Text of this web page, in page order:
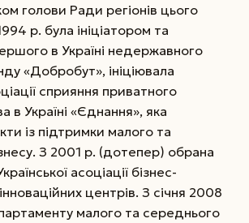
голови Ради регіонів цього
р. була ініціатором та
в Україні недержавного
«Добробут», ініціювала
сприяння приватного
в Україні «Єднання», яка
із підтримки малого та
З 2001 р. (дотепер) обрана
асоціації бізнес-
центрів. З січня 2008
малого та середнього